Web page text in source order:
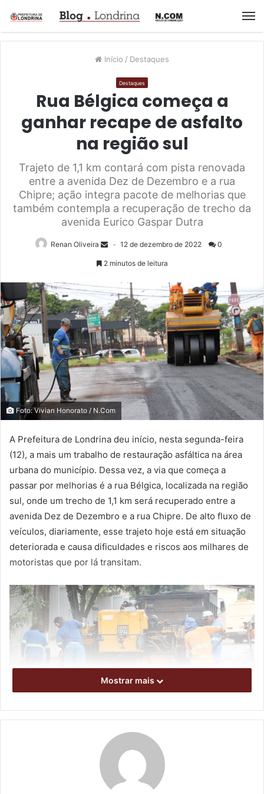
Início / Destaques
Destaques
Rua Bélgica começa a
ganhar recape de asfalto
na região sul
Trajeto de 1,1 km contará com pista renovada
entre a avenida Dez de Dezembro e a rua
Chipre; ação integra pacote de melhorias que
também contempla a recuperação de trecho da
avenida Eurico Gaspar Dutra
Renan Oliveira 12 de dezembro de 2022 0
2 minutos de leitura
Foto: Vivian Honorato / N.Com
A Prefeitura de Londrina deu início, nesta segunda-feira
(12), a mais um trabalho de restauração asfáltica na área
urbana do município. Dessa vez, a via que começa a
passar por melhorias é a rua Bélgica, localizada na região
sul, onde um trecho de 1,1 km será recuperado entre a
avenida Dez de Dezembro e a rua Chipre. De alto fluxo de
veículos, diariamente, esse trajeto hoje está em situação
deteriorada e causa dificuldades e riscos aos milhares de
motoristas que por lá transitam.
Foto: Vivian Honorato / N.Com
A rua Bélgica tem movimentação desde a área da
Mostrar mais